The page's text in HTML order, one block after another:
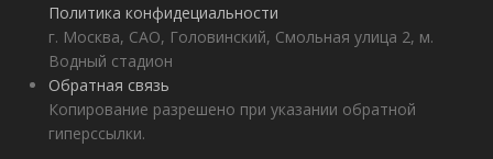
Политика конфидециальности
г. Москва, САО, Головинский, Смольная улица 2, м.
Водный стадион
Обратная связь
Копирование разрешено при указании обратной
гиперссылки.